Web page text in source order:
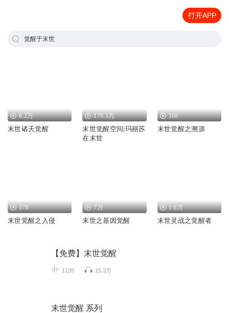
打开APP
觉醒于末世
6.2万
末世诸天觉醒
179.5万
末世觉醒空间|玛丽苏
在末世
168
末世觉醒之溯源
178
末世觉醒之入侵
7万
末世之基因觉醒
1.6万
末世灵战之觉醒者
【免费】末世觉醒
1139 15.3万
末世觉醒 系列